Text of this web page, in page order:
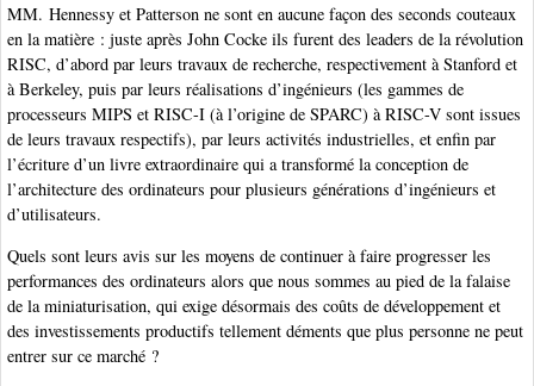
MM. Hennessy et Patterson ne sont en aucune façon des seconds couteaux
en la matière : juste après John Cocke ils furent des leaders de la révolution
RISC, d’abord par leurs travaux de recherche, respectivement à Stanford et
à Berkeley, puis par leurs réalisations d’ingénieurs (les gammes de
processeurs MIPS et RISC-I (à l’origine de SPARC) à RISC-V sont issues
de leurs travaux respectifs), par leurs activités industrielles, et enfin par
l’écriture d’un livre extraordinaire qui a transformé la conception de
l’architecture des ordinateurs pour plusieurs générations d’ingénieurs et
d’utilisateurs.
Quels sont leurs avis sur les moyens de continuer à faire progresser les
performances des ordinateurs alors que nous sommes au pied de la falaise
de la miniaturisation, qui exige désormais des coûts de développement et
des investissements productifs tellement déments que plus personne ne peut
entrer sur ce marché ?